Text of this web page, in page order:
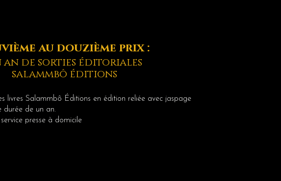
au douzième prix :
an de sorties éditoriales
salammbô éditions
livres Salammbô Éditions en édition reliée avec jaspage
durée de un an.
presse à domicile